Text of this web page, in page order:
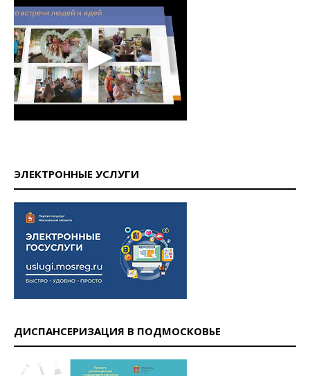
ЭЛЕКТРОННЫЕ УСЛУГИ
ДИСПАНСЕРИЗАЦИЯ В ПОДМОСКОВЬЕ